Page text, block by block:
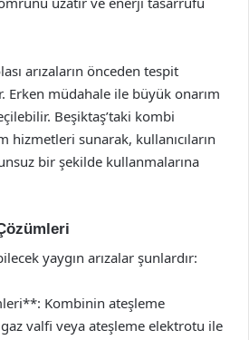
arızaların önceden tespit
Erken müdahale ile büyük onarım
Beşiktaş’taki kombi
hizmetleri sunarak, kullanıcıların
bir şekilde kullanmalarına
yaygın arızalar şunlardır:
Kombinin ateşleme
valfi veya ateşleme elektrotu ile